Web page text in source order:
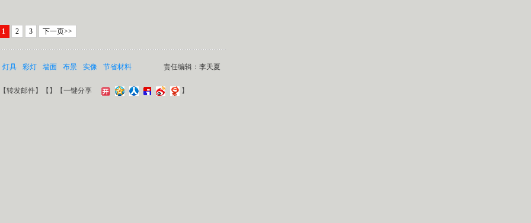
1 2 3 下一页>>
责任编辑：李天夏
灯具 彩灯 墙面 布景 实像 节省材料
转发邮件】【 】 【一键分享 】